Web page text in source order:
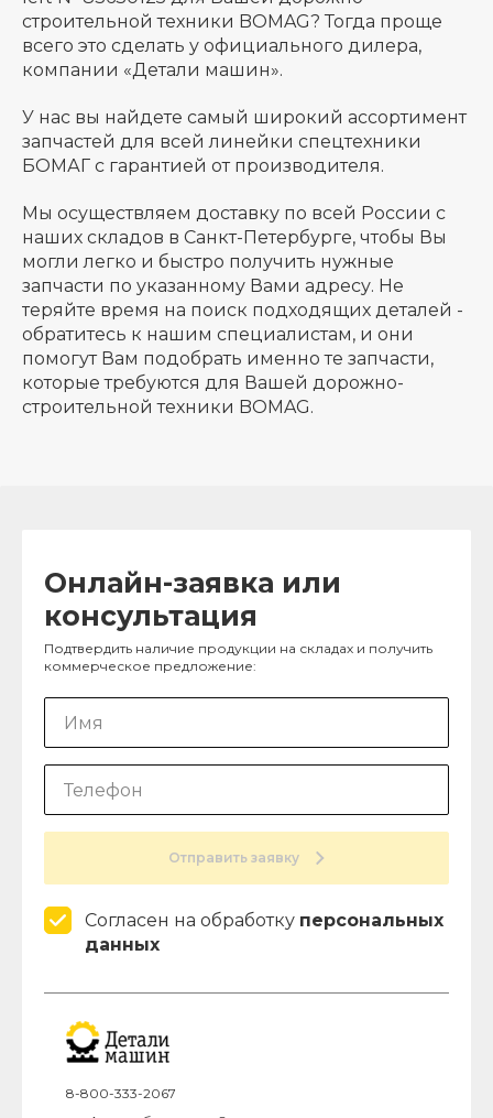
строительной техники BOMAG? Тогда проще
всего это сделать у официального дилера,
компании «Детали машин».
У нас вы найдете самый широкий ассортимент
запчастей для всей линейки спецтехники
БОМАГ с гарантией от производителя.
Мы осуществляем доставку по всей России с
наших складов в Санкт-Петербурге, чтобы Вы
могли легко и быстро получить нужные
запчасти по указанному Вами адресу. Не
теряйте время на поиск подходящих деталей -
обратитесь к нашим специалистам, и они
помогут Вам подобрать именно те запчасти,
которые требуются для Вашей дорожно-
строительной техники BOMAG.
Онлайн-заявка или
консультация
Подтвердить наличие продукции на складах и получить
коммерческое предложение:
Отправить заявку
Согласен на обработку персональных
данных
8-800-333-2067